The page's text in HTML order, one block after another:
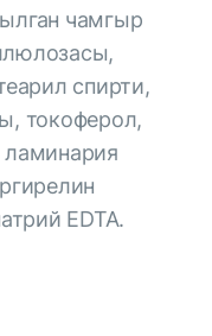
чамгыр
спирти,
токоферол,
ламинария
EDTA.